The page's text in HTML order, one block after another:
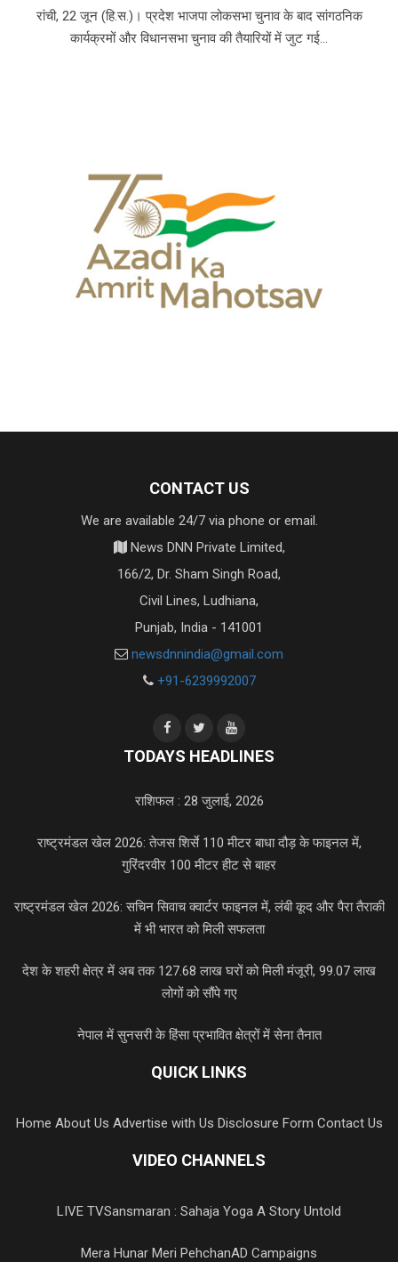
रांची, 22 जून (हि.स.)। प्रदेश भाजपा लोकसभा चुनाव के बाद सांगठनिक
कार्यक्रमों और विधानसभा चुनाव की तैयारियों में जुट गई...
CONTACT US
We are available 24/7 via phone or email.
News DNN Private Limited,
166/2, Dr. Sham Singh Road,
Civil Lines, Ludhiana,
Punjab, India - 141001
newsdnnindia@gmail.com
+91-6239992007
TODAYS HEADLINES
राशिफल : 28 जुलाई, 2026
राष्ट्रमंडल खेल 2026: तेजस शिर्से 110 मीटर बाधा दौड़ के फाइनल में,
गुरिंदरवीर 100 मीटर हीट से बाहर
राष्ट्रमंडल खेल 2026: सचिन सिवाच क्वार्टर फाइनल में, लंबी कूद और पैरा तैराकी
में भी भारत को मिली सफलता
देश के शहरी क्षेत्र में अब तक 127.68 लाख घरों को मिली मंजूरी, 99.07 लाख
लोगों को सौंपे गए
नेपाल में सुनसरी के हिंसा प्रभावित क्षेत्रों में सेना तैनात
QUICK LINKS
Home About Us Advertise with Us Disclosure Form Contact Us
VIDEO CHANNELS
LIVE TVSansmaran : Sahaja Yoga A Story Untold
Mera Hunar Meri PehchanAD Campaigns